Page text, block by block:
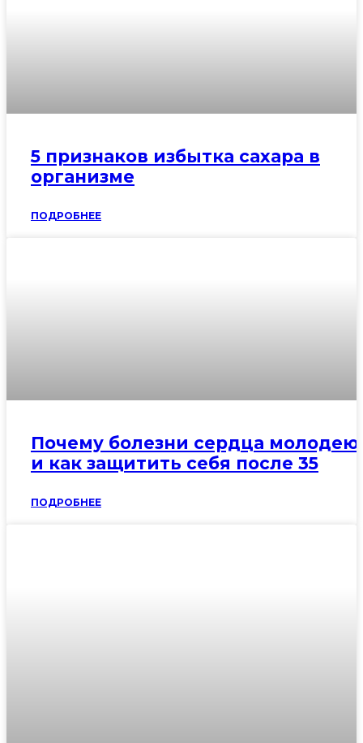
5 признаков избытка сахара в
организме
ПОДРОБНЕЕ
Почему болезни сердца
и как защитить себя после 35
ПОДРОБНЕЕ